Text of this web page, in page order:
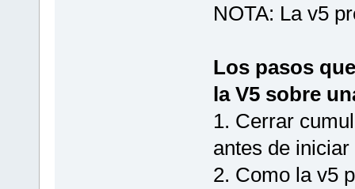
NOTA: La v5
Los pasos
la V5 sobre
1. Cerrar
antes de
2. Como la v5